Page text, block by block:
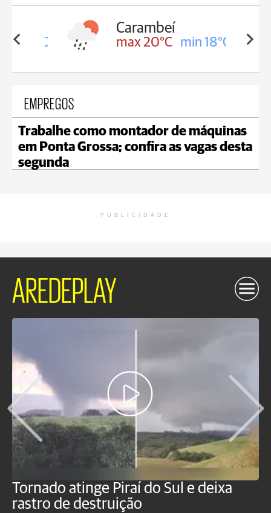
18°C
Carambeí
max 20°C min 18°C
EMPREGOS
Trabalhe como montador de máquinas
em Ponta Grossa; confira as vagas desta
segunda
PUBLICIDADE
AREDEPLAY
Tornado atinge Piraí do Sul e deixa
rastro de destruição